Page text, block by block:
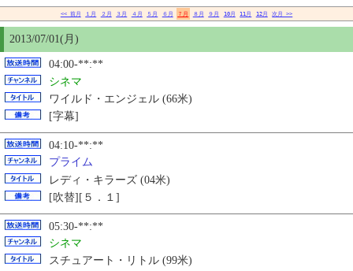
<< 前月 １月 ２月 ３月 ４月 ５月 ６月 ７月 ８月 ９月 10月 11月 12月 次月 >>
2013/07/01(月)
04:00-**:**
シネマ
ワイルド・エンジェル (66米)
[字幕]
04:10-**:**
プライム
レディ・キラーズ (04米)
[吹替][５．１]
05:30-**:**
シネマ
スチュアート・リトル (99米)